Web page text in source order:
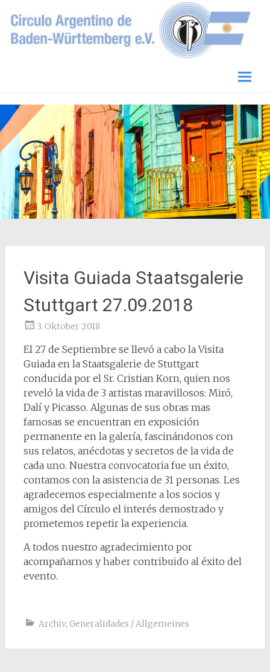
Circulo Argentino de Baden-Württemberg
to
Visita Guiada Staatsgalerie
Stuttgart 27.09.2018
3. Oktober 2018
El 27 de Septiembre se llevó a cabo la Visita
Guiada en la Staatsgalerie de Stuttgart
conducida por el Sr. Cristian Korn, quien nos
reveló la vida de 3 artistas maravillosos: Miró,
Dalí y Picasso. Algunas de sus obras mas
famosas se encuentran en exposición
permanente en la galería, fascinándonos con
sus relatos, anécdotas y secretos de la vida de
cada uno. Nuestra convocatoria fue un éxito,
contamos con la asistencia de 31 personas. Les
agradecemos especialmente a los socios y
amigos del Círculo el interés demostrado y
prometemos repetir la experiencia.
A todos nuestro agradecimiento por
acompañarnos y haber contribuido al éxito del
evento.
Archiv, Generalidades / Allgemeines